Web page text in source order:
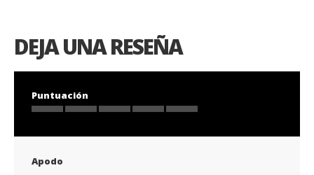
DEJA UNA RESEÑA
Puntuación
star
stars
stars
stars
stars
Apodo